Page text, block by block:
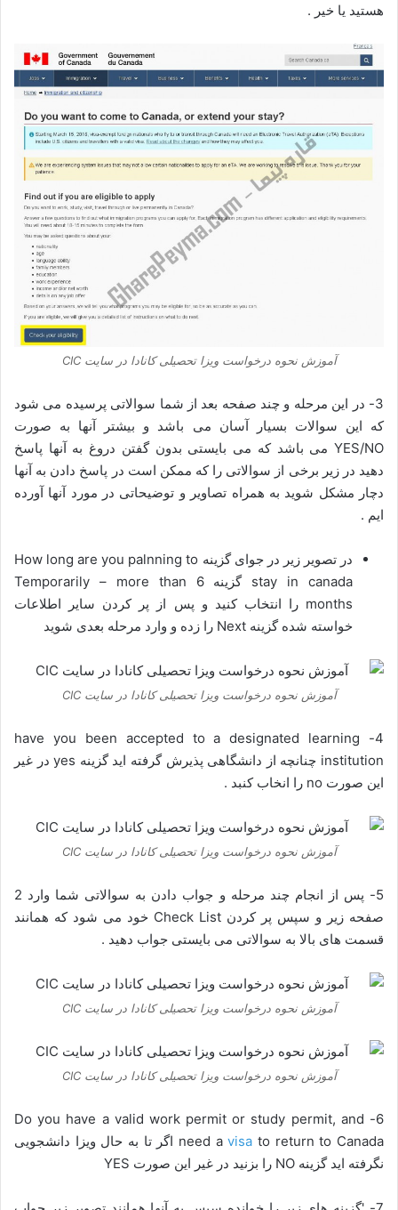
هستید یا خیر .
آموزش نحوه درخواست ویزا تحصیلی کانادا در سایت CIC
3- در این مرحله و چند صفحه بعد از شما سوالاتی پرسیده می شود
که این سوالات بسیار آسان می باشد و بیشتر آنها به صورت
YES/NO می باشد که می بایستی بدون گفتن دروغ به آنها پاسخ
دهید در زیر برخی از سوالاتی را که ممکن است در پاسخ دادن به آنها
دچار مشکل شوید به همراه تصاویر و توضیحاتی در مورد آنها آورده
ایم .
در تصویر زیر در جوای گزینه How long are you palnning to
stay in canada گزینه Temporarily – more than 6
months را انتخاب کنید و پس از پر کردن سایر اطلاعات
خواسته شده گزینه Next را زده و وارد مرحله بعدی شوید
آموزش نحوه درخواست ویزا تحصیلی کانادا در سایت CIC
4- have you been accepted to a designated learning
institution چنانچه از دانشگاهی پذیرش گرفته اید گزینه yes در غیر
این صورت no را انخاب کنبد .
آموزش نحوه درخواست ویزا تحصیلی کانادا در سایت CIC
5- پس از انجام چند مرحله و جواب دادن به سوالاتی شما وارد 2
صفحه زیر و سپس پر کردن Check List خود می شود که همانند
قسمت های بالا به سوالاتی می بایستی جواب دهید .
آموزش نحوه درخواست ویزا تحصیلی کانادا در سایت CIC
آموزش نحوه درخواست ویزا تحصیلی کانادا در سایت CIC
6- Do you have a valid work permit or study permit, and
need avisa
to return to Canada اگر تا به حال ویزا دانشجویی
نگرفته اید گزینه NO را بزنید در غیر این صورت YES